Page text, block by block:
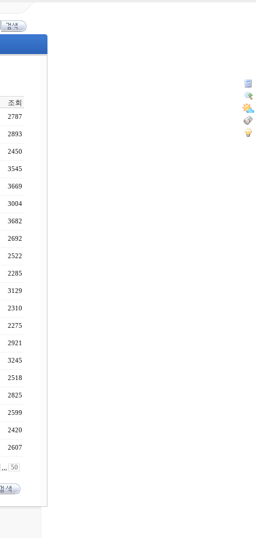
조회
2787
2893
2450
3545
3669
3004
3682
2692
2522
2285
3129
2310
2275
2921
3245
2518
2825
2599
2420
2607
,,, 50